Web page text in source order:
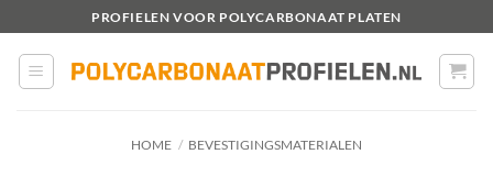
naar
inhoud
PROFIELEN VOOR POLYCARBONAAT PLATEN
HOME / BEVESTIGINGSMATERIALEN